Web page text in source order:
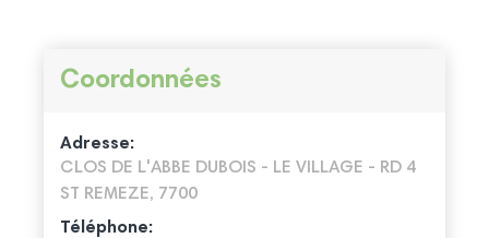
Coordonnées
Adresse:
CLOS DE L'ABBE DUBOIS - LE VILLAGE - RD 4
ST REMEZE, 7700
Téléphone: